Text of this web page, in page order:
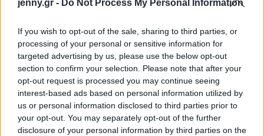
jenny.gr - Do Not Process My Personal Information
If you wish to opt-out of the sale, sharing to third parties, or
processing of your personal or sensitive information for
targeted advertising by us, please use the below opt-out
section to confirm your selection. Please note that after your
opt-out request is processed you may continue seeing
interest-based ads based on personal information utilized by
us or personal information disclosed to third parties prior to
your opt-out. You may separately opt-out of the further
disclosure of your personal information by third parties on the
τεχνολογία ατμού για να λειαίνει την τρίχα με
λιγότερη θερμική επιβάρυνση. Το συγκεκριμένο
ισιωτικό μαλλιών, προσφέρει σταθερό, λείο
αποτέλεσμα με φυσική κίνηση ενώ χάρη στον
ελαφρύ και λεπτό σχεδιασμό του, κάνει το ίσιωμα
πιο εύκολο και γρήγορο από ποτέ, ακόμα και στα
πιο ατίθασα μαλλιά.